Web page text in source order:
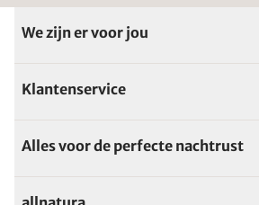
We zijn er voor jou
Klantenservice
Alles voor de perfecte nachtrust